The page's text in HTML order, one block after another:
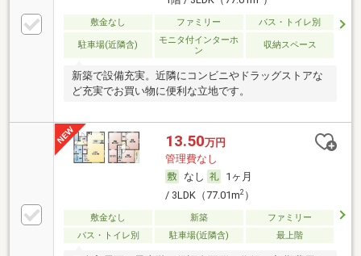
敷金なし ファミリー バス・トイレ別
駐車場(近隣含)
モニタ付インターホ
ン
収納スペース
新築で設備充実。近隣にコンビニやドラッグストアな
ど充実でお買い物に便利な立地です。
13.50万円
管理費なし
なし
1ヶ月
/ 3LDK（77.01m2）
敷金なし 新築
ファミリー
バス・トイレ別
駐車場(近隣含) 最上階